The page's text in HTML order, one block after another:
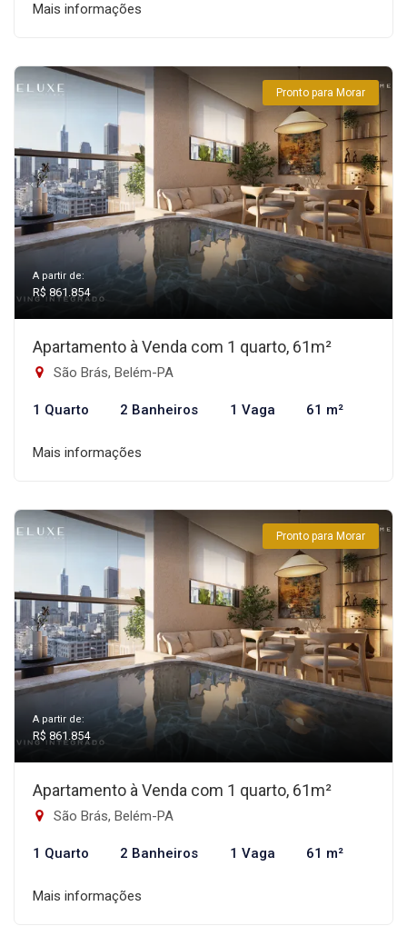
Mais informações
Pronto para Morar
A partir de:
R$ 861.854
Apartamento à Venda com 1 quarto, 61m²
São Brás, Belém-PA
1 Quarto 2 Banheiros 1 Vaga 61 m²
Mais informações
Pronto para Morar
A partir de:
R$ 861.854
Apartamento à Venda com 1 quarto, 61m²
São Brás, Belém-PA
1 Quarto 2 Banheiros 1 Vaga 61 m²
Mais informações